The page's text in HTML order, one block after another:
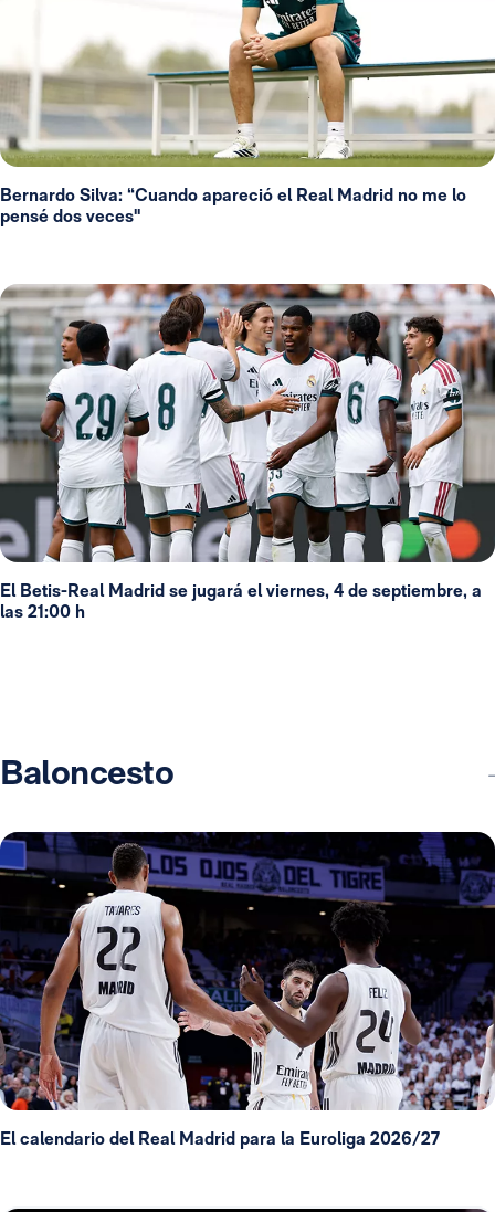
Bernardo Silva: “Cuando apareció el Real Madrid no me lo
pensé dos veces"
El Betis-Real Madrid se jugará el viernes, 4 de septiembre, a
las 21:00 h
Baloncesto
El calendario del Real Madrid para la Euroliga 2026/27